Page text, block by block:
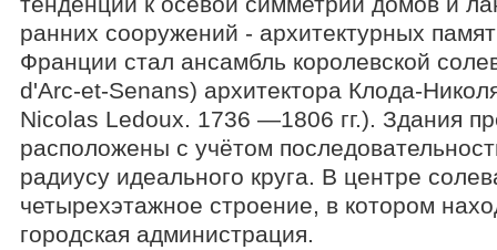
ранних сооружений - архитектурных
Франции стал ансамбль королевской
d'Arc-et-Senans) архитектора Клода-
Nicolas Ledoux. 1736 —1806 гг.). Здания
расположены с учётом
радиусу идеального круга. В центре
четырехэтажное строение, в котором
городская администрация.